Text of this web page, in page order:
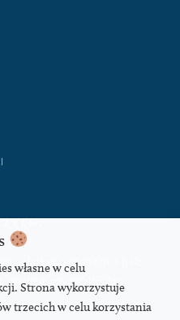
w godzinach 11-15,
gdybym nie odbierała)
własne w celu
Strona wykorzystuje
trzecich w celu korzystania